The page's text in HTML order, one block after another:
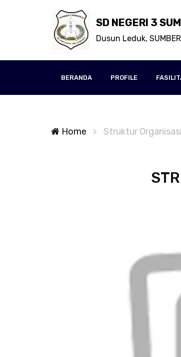
SD NEGERI 3
Dusun Leduk,
BERANDA PROFILE
Home Struktur Organisasi